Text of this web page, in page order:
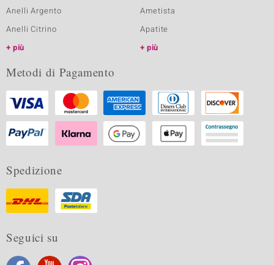
Anelli Argento
Anelli Citrino
più
Ametista
Apatite
più
Metodi di Pagamento
Spedizione
Seguici su